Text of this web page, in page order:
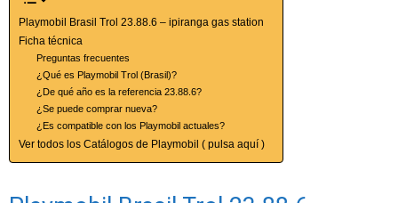
Playmobil Brasil Trol 23.88.6 – ipiranga gas station
Ficha técnica
Preguntas frecuentes
¿Qué es Playmobil Trol (Brasil)?
¿De qué año es la referencia 23.88.6?
¿Se puede comprar nueva?
¿Es compatible con los Playmobil actuales?
Ver todos los Catálogos de Playmobil ( pulsa aquí )